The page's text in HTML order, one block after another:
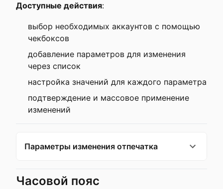
Доступные действия:
выбор необходимых аккаунтов с помощью
чекбоксов
добавление параметров для изменения
через список
настройка значений для каждого параметра
подтверждение и массовое применение
изменений
Параметры изменения отпечатка
Часовой пояс